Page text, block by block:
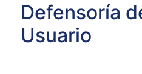
Defensoría
Usuario